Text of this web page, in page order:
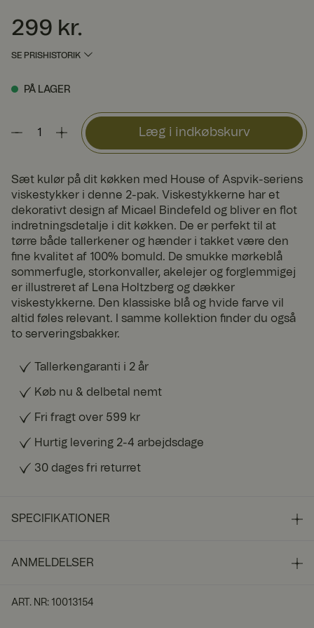
Pris:299 kr.
299 kr.
SE PRISHISTORIK
PÅ LAGER
Læg i indkøbskurv
Sæt kulør på dit køkken med House of Aspvik-seriens
viskestykker i denne 2-pak. Viskestykkerne har et
dekorativt design af Micael Bindefeld og bliver en flot
indretningsdetalje i dit køkken. De er perfekt til at
tørre både tallerkener og hænder i takket være den
fine kvalitet af 100% bomuld. De smukke mørkeblå
sommerfugle, storkonvaller, akelejer og forglemmigej
er illustreret af Lena Holtzberg og dækker
viskestykkerne. Den klassiske blå og hvide farve vil
altid føles relevant. I samme kollektion finder du også
to serveringsbakker.
Tallerkengaranti i 2 år
Køb nu & delbetal nemt
Fri fragt over 599 kr
Hurtig levering 2-4 arbejdsdage
30 dages fri returret
SPECIFIKATIONER
ANMELDELSER
ART. NR: 10013154